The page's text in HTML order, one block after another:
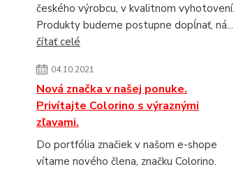
českého výrobcu, v kvalitnom vyhotovení.
Produkty budeme postupne dopĺnať, ná...
čítať celé
04.10.2021
Nová značka v našej ponuke.
Privítajte Colorino s výraznými
zľavami.
Do portfólia značiek v našom e-shope
vítame nového člena, značku Colorino.